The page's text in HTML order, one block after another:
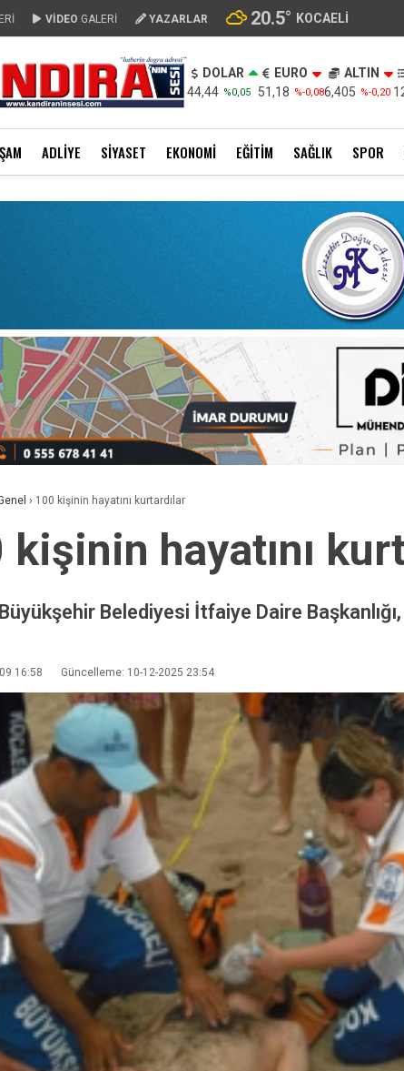
VİDEO GALERİ YAZARLAR 20.5° KOCAELI
DOLAR
44,44 %0,05
EURO
51,18 %-0,08
ALTIN
6,405 %-0,20
ADLIYE SIYASET EKONOMI EĞITIM SAĞLIK SPOR
› 100 kişinin hayatını kurtardılar
kişinin hayatını
Belediyesi İtfaiye Daire
16:58 Güncelleme: 10-12-2025 23:54